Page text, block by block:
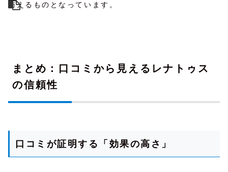
与えるものとなっています。
まとめ：口コミから見えるレナトゥス
の信頼性
口コミが証明する「効果の高さ」